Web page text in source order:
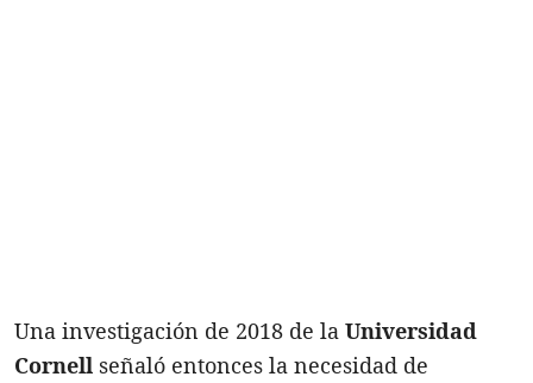
Una investigación de 2018 de la Universidad
Cornell señaló entonces la necesidad de